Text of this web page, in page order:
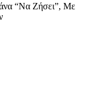
“Να Ζήσει”, Με